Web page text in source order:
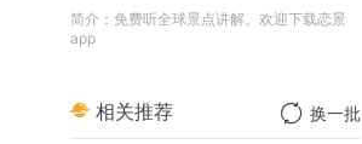
简介： 免费听全球景点讲解。欢迎下载恋景
app
相关推荐 换一批